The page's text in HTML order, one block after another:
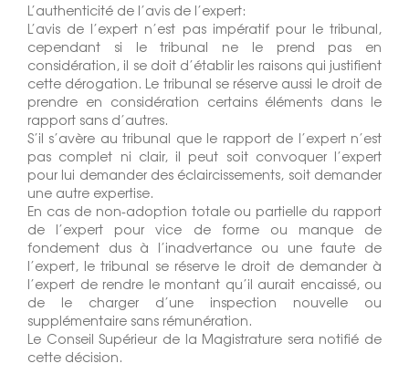
L’authenticité de l’avis de l’expert:
L’avis de l’expert n’est pas impératif pour le tribunal,
cependant si le tribunal ne le prend pas en
considération, il se doit d’établir les raisons qui justifient
cette dérogation. Le tribunal se réserve aussi le droit de
prendre en considération certains éléments dans le
rapport sans d’autres.
S’il s’avère au tribunal que le rapport de l’expert n’est
pas complet ni clair, il peut soit convoquer l’expert
pour lui demander des éclaircissements, soit demander
une autre expertise.
En cas de non-adoption totale ou partielle du rapport
de l’expert pour vice de forme ou manque de
fondement dus à l’inadvertance ou une faute de
l’expert, le tribunal se réserve le droit de demander à
l’expert de rendre le montant qu’il aurait encaissé, ou
de le charger d’une inspection nouvelle ou
supplémentaire sans rémunération.
Le Conseil Supérieur de la Magistrature sera notifié de
cette décision.